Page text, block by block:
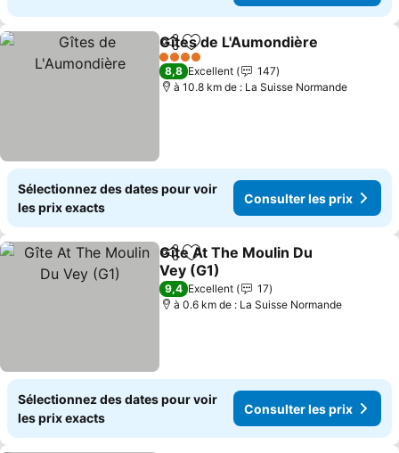
PartagerAjouter à mes favoris
Gîtes de L'Aumondière
4 Étoiles
8,8 Excellent
147
à 10.8 km de : La Suisse Normande
Sélectionnez des dates pour voir
les prix exacts
Consulter les prix
PartagerAjouter à mes favoris
Gîte At The Moulin Du
Vey (G1)
9,4 Excellent
17
à 0.6 km de : La Suisse Normande
Sélectionnez des dates pour voir
les prix exacts
Consulter les prix